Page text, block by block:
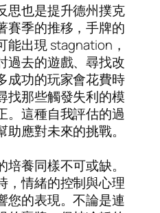
思也是提升德州撲克
賽季的推移，手牌的
能出現 stagnation，
過去的遊戲、尋找改
成功的玩家會花費時
找那些觸發失利的模
。這種自我評估的過
應對未來的挑戰。
養同樣不可或缺。
，情緒的控制與心理
您的表現。不論是連